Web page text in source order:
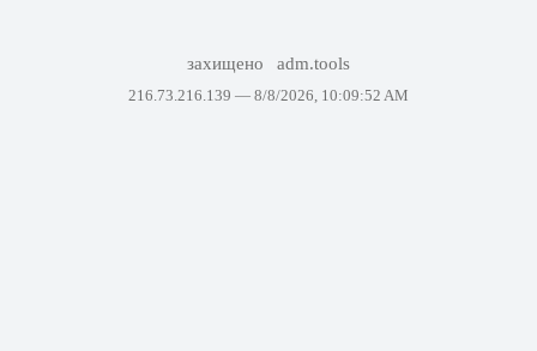
захищено adm.tools
216.73.216.139 — 8/8/2026, 10:09:52 AM